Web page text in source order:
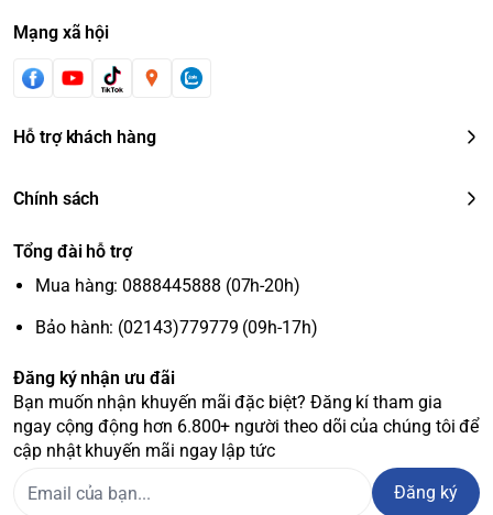
Mạng xã hội
Hỗ trợ khách hàng
Chính sách
Tổng đài hỗ trợ
Mua hàng: 0888445888 (07h-20h)
Bảo hành: (02143)779779 (09h-17h)
Đăng ký nhận ưu đãi
Bạn muốn nhận khuyến mãi đặc biệt? Đăng kí tham gia
ngay cộng động hơn 6.800+ người theo dõi của chúng tôi để
cập nhật khuyến mãi ngay lập tức
Đăng ký